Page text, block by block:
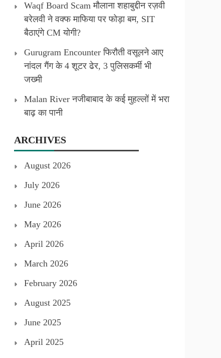
Waqf Board Scam मौलाना शहाबुद्दीन रज़वी
बरेलवी ने वक्फ माफिया पर फोड़ा बम, SIT
बैठाएंगे CM योगी?
Gurugram Encounter फिरौती वसूलने आए
नांदल गैंग के 4 शूटर ढेर, 3 पुलिसकर्मी भी
जख्मी
Malan River नजीबाबाद के कई मुहल्लों में भरा
बाढ़ का पानी
ARCHIVES
August 2026
July 2026
June 2026
May 2026
April 2026
March 2026
February 2026
August 2025
June 2025
April 2025